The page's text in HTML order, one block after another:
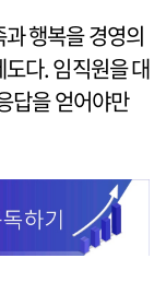
행복을 경영의
다. 임직원을 대
답을 얻어야만